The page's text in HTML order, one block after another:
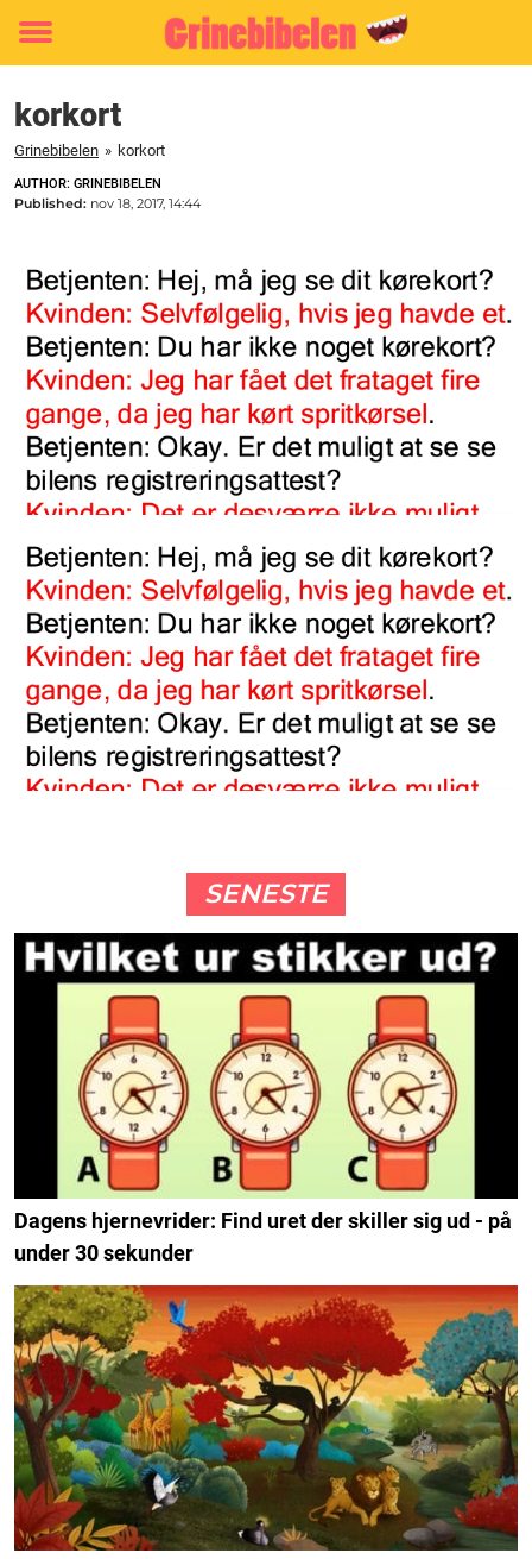
Toggle
korkort
Grinebibelen » korkort
AUTHOR: GRINEBIBELEN
Published: nov 18, 2017, 14:44
SENESTE
Dagens hjernevrider: Find uret der skiller sig ud - på
under 30 sekunder